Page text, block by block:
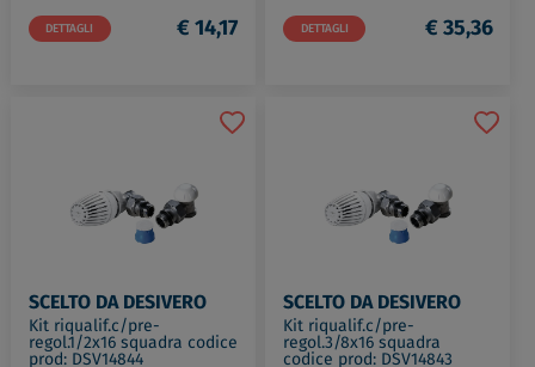
DETTAGLI € 14,17 DETTAGLI € 35,36
SCELTO DA DESIVERO
Kit riqualif.c/pre-
regol.1/2x16 squadra codice
prod: DSV14844
SCELTO DA DESIVERO
Kit riqualif.c/pre-
regol.3/8x16 squadra
codice prod: DSV14843